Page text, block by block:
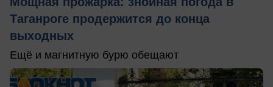
Таганроге продержится до конца
выходных
Ещё и магнитную бурю обещают